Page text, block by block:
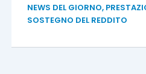
NEWS DEL GIORNO,
SOSTEGNO DEL REDDITO